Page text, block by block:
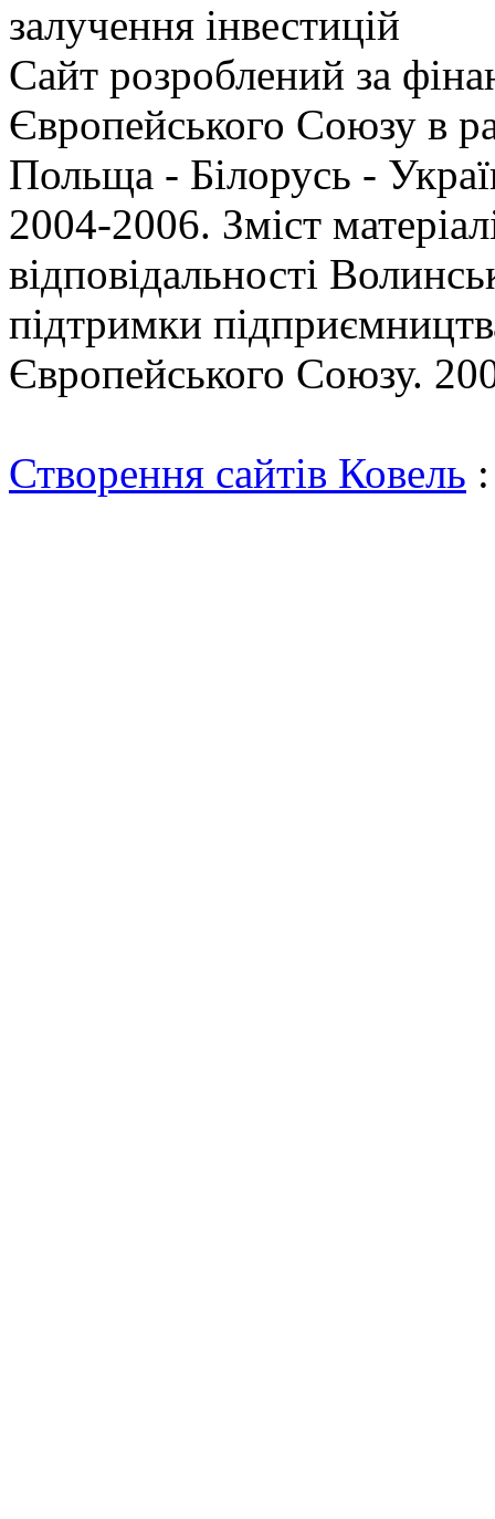
залучення інвестицій
Сайт розроблений за
Європейського Союзу в
Польща - Білорусь -
2004-2006. Зміст
відповідальності
підтримки
Європейського Союзу.
Створення сайтів Ковель